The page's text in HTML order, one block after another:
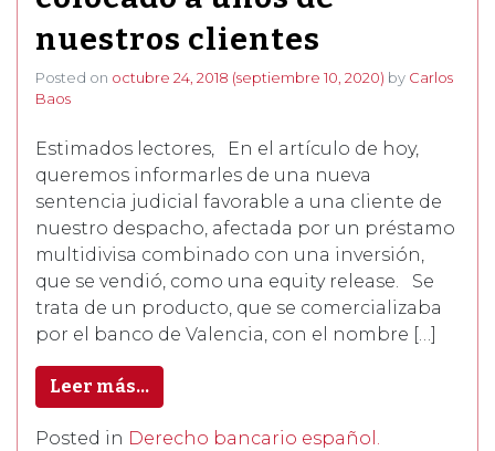
nuestros clientes
Posted on octubre 24, 2018 (septiembre 10, 2020) by Carlos
Baos
Estimados lectores, En el artículo de hoy,
queremos informarles de una nueva
sentencia judicial favorable a una cliente de
nuestro despacho, afectada por un préstamo
multidivisa combinado con una inversión,
que se vendió, como una equity release. Se
trata de un producto, que se comercializaba
por el banco de Valencia, con el nombre […]
Leer más…
Posted in Derecho bancario español.